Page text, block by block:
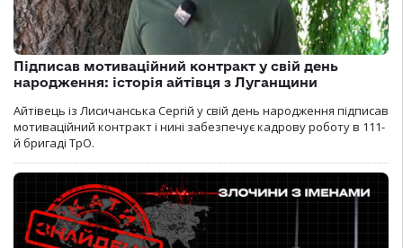
Підписав мотиваційний контракт у свій день
народження: історія айтівця з Луганщини
Айтівець із Лисичанська Сергій у свій день народження підписав
мотиваційний контракт і нині забезпечує кадрову роботу в 111-
й бригаді ТрО.